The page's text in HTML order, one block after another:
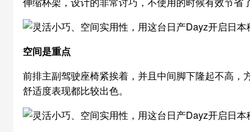
空间是重点
前排主副驾驶座椅紧挨着，并且中间脚下隆起不高
舒适度表现都比较出色。